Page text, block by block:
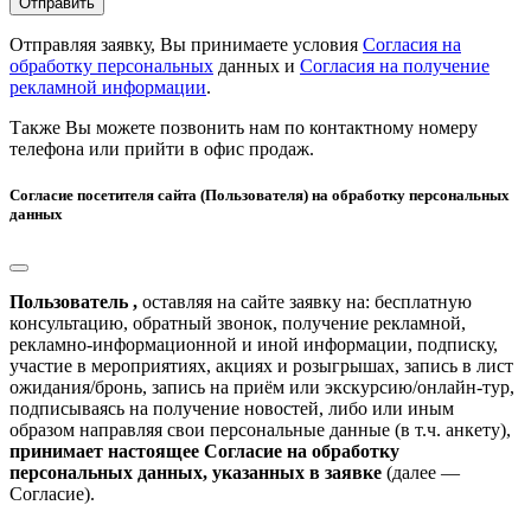
Отправляя заявку, Вы принимаете условия Согласия на
обработку персональных данных и Согласия на получение
рекламной информации.
Также Вы можете позвонить нам по контактному номеру
телефона или прийти в офис продаж.
Согласие посетителя сайта (Пользователя) на обработку персональных
данных
Пользователь , оставляя на сайте заявку на: бесплатную
консультацию, обратный звонок, получение рекламной,
рекламно-информационной и иной информации, подписку,
участие в мероприятиях, акциях и розыгрышах, запись в лист
ожидания/бронь, запись на приём или экскурсию/онлайн-тур,
подписываясь на получение новостей, либо или иным
образом направляя свои персональные данные (в т.ч. анкету),
принимает настоящее Согласие на обработку
персональных данных, указанных в заявке (далее —
Согласие).